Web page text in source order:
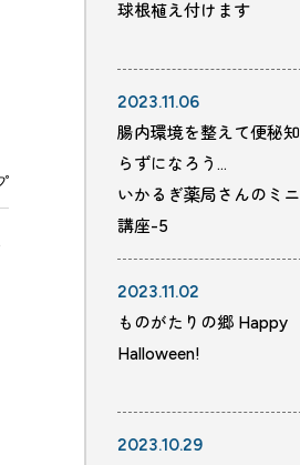
球根植え付けます
2023.11.06
腸内環境を整えて便秘知
らずになろう…
いかるぎ薬局さんのミニ
講座-5
2023.11.02
ものがたりの郷 Happy
Halloween!
2023.10.29